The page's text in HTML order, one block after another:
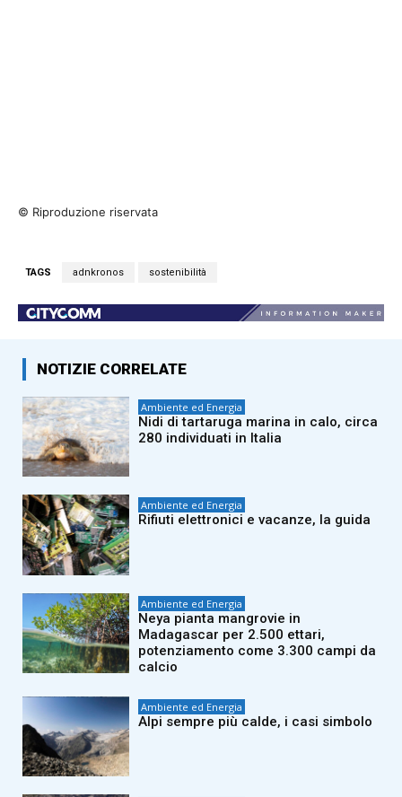
© Riproduzione riservata
TAGS adnkronos sostenibilità
NOTIZIE CORRELATE
Ambiente ed Energia
Nidi di tartaruga marina in calo, circa
280 individuati in Italia
Ambiente ed Energia
Rifiuti elettronici e vacanze, la guida
Ambiente ed Energia
Neya pianta mangrovie in
Madagascar per 2.500 ettari,
potenziamento come 3.300 campi da
calcio
Ambiente ed Energia
Alpi sempre più calde, i casi simbolo